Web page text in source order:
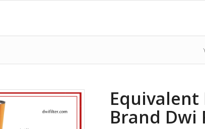
Equivalent
Brand Dwi